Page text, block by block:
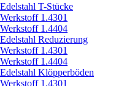
Edelstahl T-Stücke
Werkstoff 1.4301
Werkstoff 1.4404
Edelstahl Reduzierung
Werkstoff 1.4301
Werkstoff 1.4404
Edelstahl Klöpperböden
Werkstoff 1.4301